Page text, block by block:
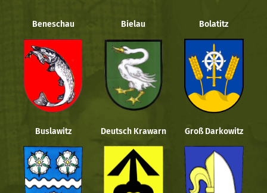
Beneschau Bielau Bolatitz
Buslawitz Deutsch Krawarn Groß Darkowitz